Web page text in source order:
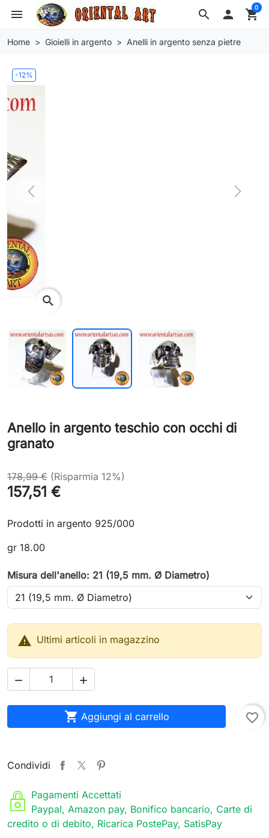
search
menu  shopping_cart
0
Home Gioielli in argento Anelli in argento senza pietre
-12%
Previous Next
Anello in argento teschio con occhi di
granato
178,99 € (Risparmia 12%)
157,51 €
Prodotti in argento 925/000
gr 18.00
Misura dell'anello: 21 (19,5 mm. Ø Diametro)
 Ultimi articoli in magazzino
 
 Aggiungi al carrello favorite_border
Condividi
Pagamenti Accettati
Paypal, Amazon pay, Bonifico bancario, Carte di
credito o di debito, Ricarica PostePay, SatisPay